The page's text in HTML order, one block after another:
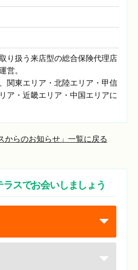
り扱う来店型の総合保険代理店
営。
関東エリア・北陸エリア・甲信
ア・近畿エリア・中国エリアに
からのお知らせ」一覧に戻る
ラスでお会いしましょう